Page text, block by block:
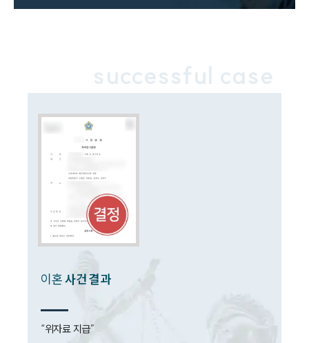
법률서식
세미나
successful case
이혼사건 결과
“위자료 지급”